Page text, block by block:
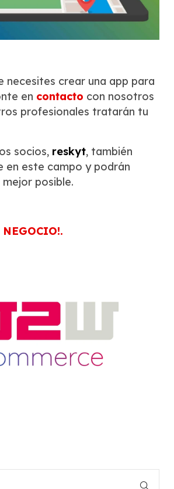
necesites crear una app para
en contacto con nosotros
profesionales tratarán tu
socios, reskyt, también
en este campo y podrán
posible.
NEGOCIO!.